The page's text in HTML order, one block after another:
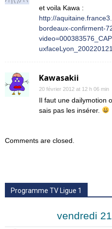
et voila Kawa :
http://
bordeaux-confirment-
Kawasakii
20 février 2012 at 12 h 06 min
Il faut une dailymotion
sais pas les insérer.
Comments are closed.
Programme TV Ligue 1